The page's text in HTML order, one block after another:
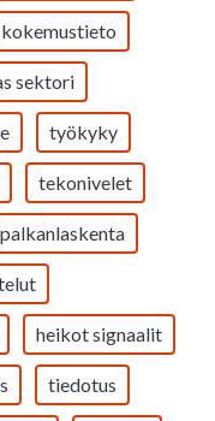
kokemustieto
sektori
työkyky
tekonivelet
palkanlaskenta
heikot signaalit
tiedotus